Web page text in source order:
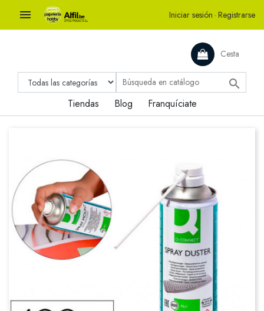
 Iniciar sesión · Registrarse
Cesta

Tiendas Blog Franquíciate